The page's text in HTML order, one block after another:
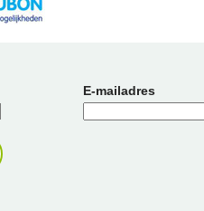
E-mailadres